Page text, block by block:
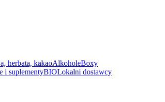
herbata, kakaoAlkoholeBoxy
i suplementyBIOLokalni dostawcy